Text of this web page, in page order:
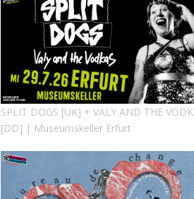
SPLIT DOGS [UK] + VALY AND THE
[DD] | Museumskeller Erfurt